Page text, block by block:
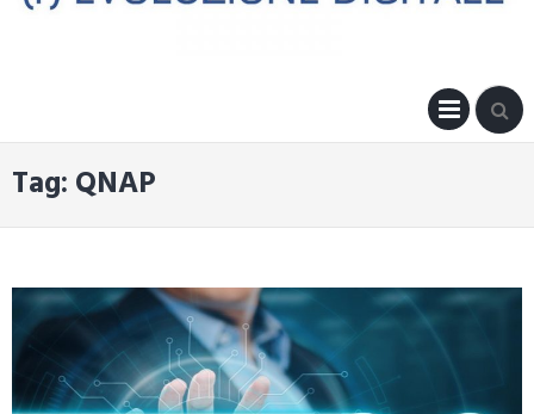
Tag: QNAP